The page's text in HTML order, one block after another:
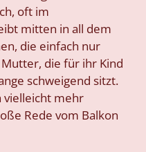
oft im
mitten in all dem
die einfach nur
die für ihr Kind
schweigend sitzt.
vielleicht mehr
Rede vom Balkon